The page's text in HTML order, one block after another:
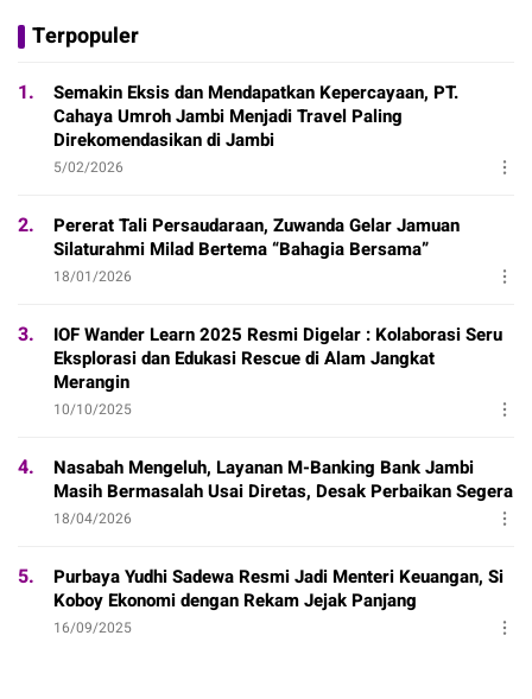
Terpopuler
1.
Semakin Eksis dan Mendapatkan Kepercayaan, PT.
Cahaya Umroh Jambi Menjadi Travel Paling
Direkomendasikan di Jambi
5/02/2026
2.
Pererat Tali Persaudaraan, Zuwanda Gelar Jamuan
Silaturahmi Milad Bertema “Bahagia Bersama”
18/01/2026
3.
IOF Wander Learn 2025 Resmi Digelar : Kolaborasi Seru
Eksplorasi dan Edukasi Rescue di Alam Jangkat
Merangin
10/10/2025
4.
Nasabah Mengeluh, Layanan M-Banking Bank Jambi
Masih Bermasalah Usai Diretas, Desak Perbaikan Segera
18/04/2026
5.
Purbaya Yudhi Sadewa Resmi Jadi Menteri Keuangan, Si
Koboy Ekonomi dengan Rekam Jejak Panjang
16/09/2025